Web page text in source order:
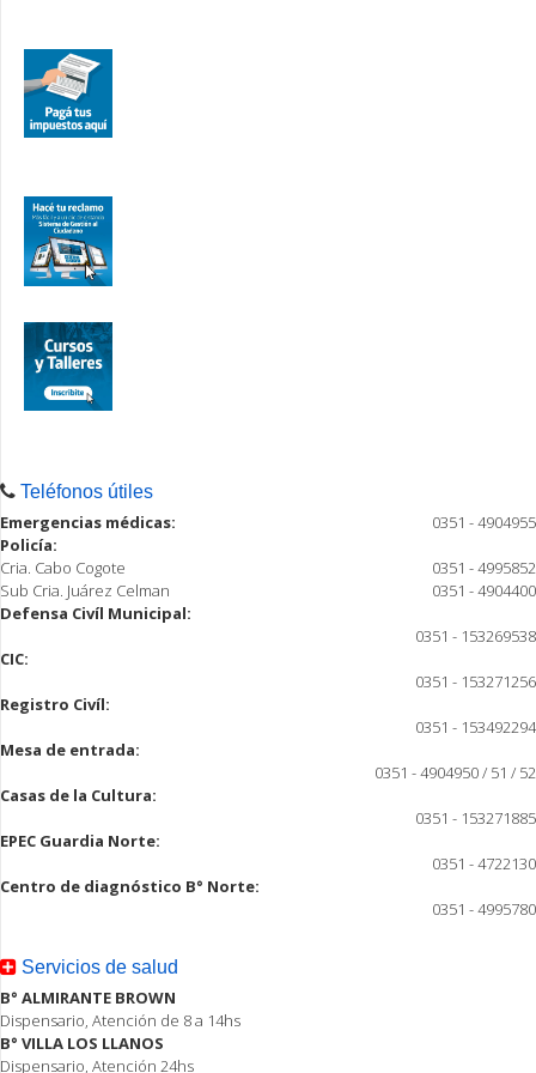
Teléfonos útiles
Emergencias médicas:
0351 - 4904955
Policía:
Cria. Cabo Cogote
0351 - 4995852
Sub Cria. Juárez Celman
0351 - 4904400
Defensa Civíl Municipal:
0351 - 153269538
CIC:
0351 - 153271256
Registro Civíl:
0351 - 153492294
Mesa de entrada:
0351 - 4904950 / 51 / 52
Casas de la Cultura:
0351 - 153271885
EPEC Guardia Norte:
0351 - 4722130
Centro de diagnóstico B° Norte:
0351 - 4995780
Servicios de salud
B° ALMIRANTE BROWN
Dispensario, Atención de 8 a 14hs
B° VILLA LOS LLANOS
Dispensario, Atención 24hs